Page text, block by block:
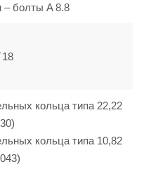
– болты A 8.8
кольца типа 22,22
кольца типа 10,82